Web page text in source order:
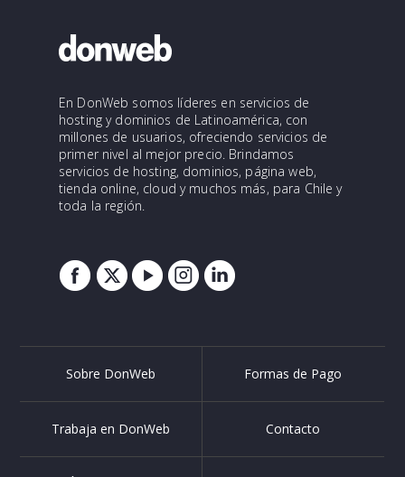
En DonWeb somos líderes en servicios de
hosting y dominios de Latinoamérica, con
millones de usuarios, ofreciendo servicios de
primer nivel al mejor precio. Brindamos
servicios de hosting, dominios, página web,
tienda online, cloud y muchos más, para Chile y
toda la región.
Sobre DonWeb Formas de Pago
Trabaja en DonWeb Contacto